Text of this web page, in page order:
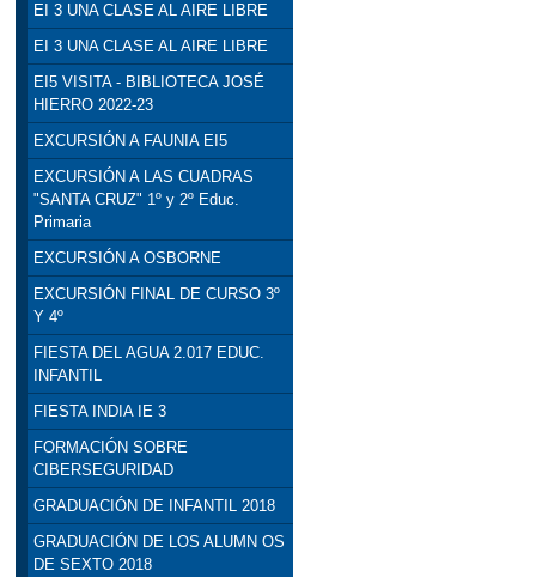
EI 3 UNA CLASE AL AIRE LIBRE
EI 3 UNA CLASE AL AIRE LIBRE
EI5 VISITA - BIBLIOTECA JOSÉ
HIERRO 2022-23
EXCURSIÓN A FAUNIA EI5
EXCURSIÓN A LAS CUADRAS
"SANTA CRUZ" 1º y 2º Educ.
Primaria
EXCURSIÓN A OSBORNE
EXCURSIÓN FINAL DE CURSO 3º
Y 4º
FIESTA DEL AGUA 2.017 EDUC.
INFANTIL
FIESTA INDIA IE 3
FORMACIÓN SOBRE
CIBERSEGURIDAD
GRADUACIÓN DE INFANTIL 2018
GRADUACIÓN DE LOS ALUMN OS
DE SEXTO 2018